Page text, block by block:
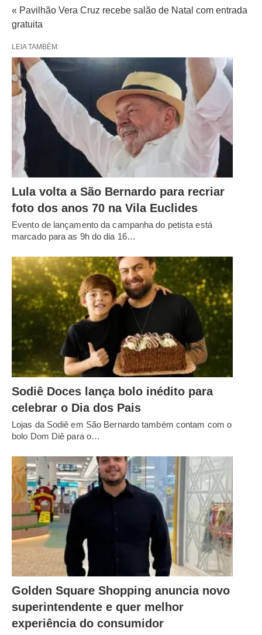
« Pavilhão Vera Cruz recebe salão de Natal com entrada
gratuita
LEIA TAMBÉM:
Lula volta a São Bernardo para recriar
foto dos anos 70 na Vila Euclides
Evento de lançamento da campanha do petista está
marcado para as 9h do dia 16…
Sodiê Doces lança bolo inédito para
celebrar o Dia dos Pais
Lojas da Sodiê em São Bernardo também contam com o
bolo Dom Diê para o…
Golden Square Shopping anuncia novo
superintendente e quer melhor
experiência do consumidor